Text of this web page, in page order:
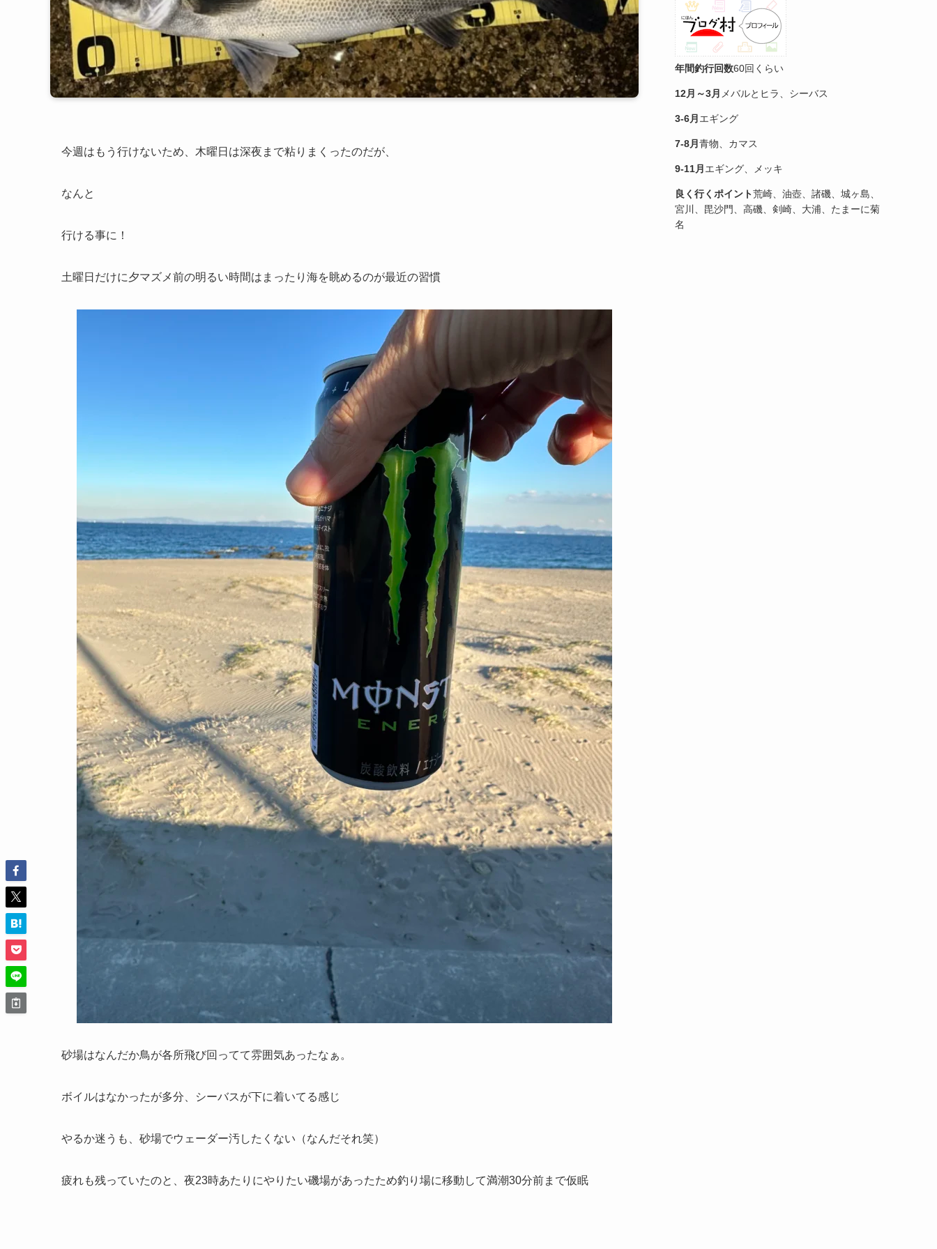
今週はもう行けないため、木曜日は深夜まで粘りまくったのだが、
なんと
行ける事に！
土曜日だけに夕マズメ前の明るい時間はまったり海を眺めるのが最近の習慣
砂場はなんだか鳥が各所飛び回ってて雰囲気あったなぁ。
ボイルはなかったが多分、シーバスが下に着いてる感じ
やるか迷うも、砂場でウェーダー汚したくない（なんだそれ笑）
疲れも残っていたのと、夜23時あたりにやりたい磯場があったため釣り場に移動して満潮30分前まで仮眠
年間釣行回数60回くらい
12月～3月 メバルとヒラ、シーバス
3-6月 エギング
7-8月 青物、カマス
9-11月 エギング、メッキ
良く行くポイント荒崎、油壺、諸磯、城ヶ島、
宮川、毘沙門、高磯、剣崎、大浦、たまーに菊
名